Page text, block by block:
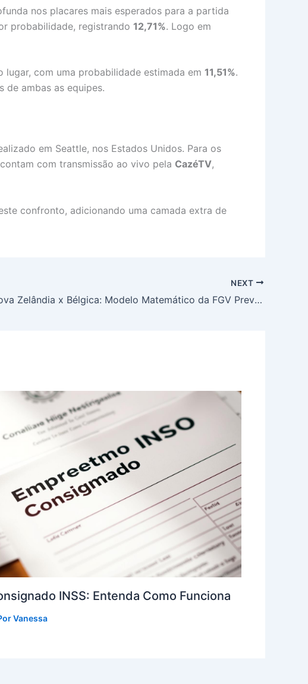
nos placares mais esperados para a partida
probabilidade, registrando 12,71%. Logo em
com uma probabilidade estimada em 11,51%.
de ambas as equipes.
em Seattle, nos Estados Unidos. Para os
com transmissão ao vivo pela CazéTV,
confronto, adicionando uma camada extra de
NEXT
Nova Zelândia x Bélgica: Modelo Matemático da FGV Prevê Placar e Aponta Favoritismo Belga na Copa do Mundo 2026
INSS: Entenda Como Funciona
Vanessa